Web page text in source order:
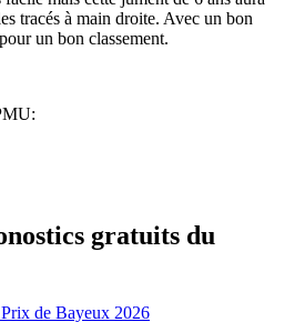
tracés à main droite. Avec un bon
un bon classement.
gratuits du